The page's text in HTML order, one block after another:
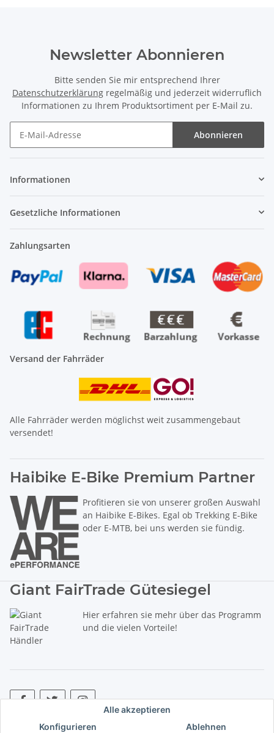
Alle akzeptieren
Konfigurieren
Ablehnen
Newsletter Abonnieren
Bitte senden Sie mir entsprechend Ihrer
Datenschutzerklärung regelmäßig und jederzeit widerruflich
Informationen zu Ihrem Produktsortiment per E-Mail zu.
Abonnieren
Informationen
Gesetzliche Informationen
Zahlungsarten
Versand der Fahrräder
Alle Fahrräder werden möglichst weit zusammengebaut
versendet!
Haibike E-Bike Premium Partner
Profitieren sie von unserer großen Auswahl
an Haibike E-Bikes. Egal ob Trekking E-Bike
oder E-MTB, bei uns werden sie fündig.
Giant FairTrade Gütesiegel
Hier erfahren sie mehr über das Programm
und die vielen Vorteile!
* Alle Preise inkl. gesetzlicher USt., zzgl. . ** Hierbei handelt es